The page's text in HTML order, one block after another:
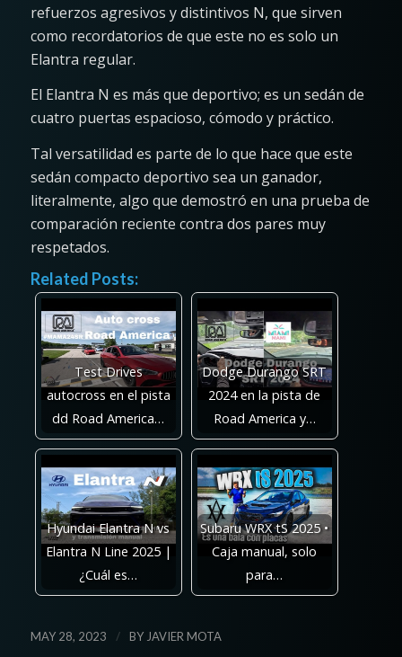
refuerzos agresivos y distintivos N, que sirven
como recordatorios de que este no es solo un
Elantra regular.
El Elantra N es más que deportivo; es un sedán de
cuatro puertas espacioso, cómodo y práctico.
Tal versatilidad es parte de lo que hace que este
sedán compacto deportivo sea un ganador,
literalmente, algo que demostró en una prueba de
comparación reciente contra dos pares muy
respetados.
Related Posts:
Test Drives
autocross en el pista
dd Road America…
Dodge Durango SRT
2024 en la pista de
Road America y…
Hyundai Elantra N vs
Elantra N Line 2025 |
¿Cuál es…
Subaru WRX tS 2025 •
Caja manual, solo
para…
MAY 28, 2023 / BY JAVIER MOTA